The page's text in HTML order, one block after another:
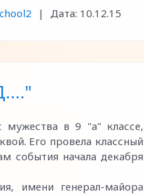
| Дата: 10.12.15
в 9 "а" классе,
Его провела классный
события начала декабря
имени генерал-майора